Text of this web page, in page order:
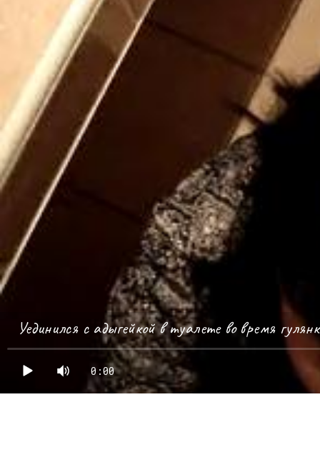
0:00
Уединился с адыгейкой в туалете во время